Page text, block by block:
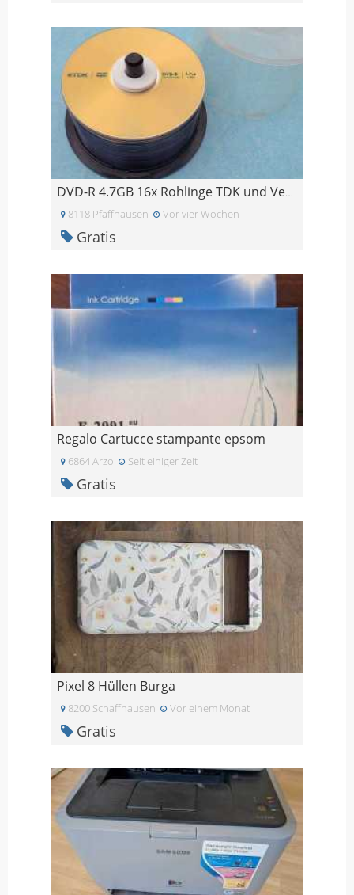
DVD-R 4.7GB 16x Rohlinge TDK und Verbatim - 46 Stü
8118 Pfaffhausen Vor vier Wochen
Gratis
Regalo Cartucce stampante epsom
6864 Arzo Seit einiger Zeit
Gratis
Pixel 8 Hüllen Burga
8200 Schaffhausen Vor einem Monat
Gratis